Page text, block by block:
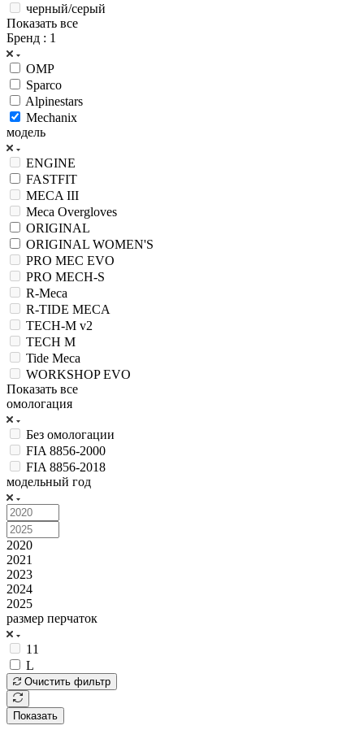
черный/серый
Показать все
Бренд : 1
OMP
Sparco
Alpinestars
Mechanix
модель
ENGINE
FASTFIT
MECA III
Meca Overgloves
ORIGINAL
ORIGINAL WOMEN'S
PRO MEC EVO
PRO MECH-S
R-Meca
R-TIDE MECA
TECH-M v2
TECH M
Tide Meca
WORKSHOP EVO
Показать все
омологация
Без омологации
FIA 8856-2000
FIA 8856-2018
модельный год
2020
2021
2023
2024
2025
размер перчаток
11
L
Очистить фильтр
Показать